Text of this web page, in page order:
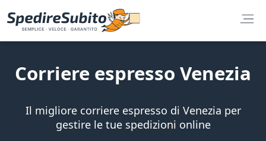
Corriere espresso Venezia
Il migliore corriere espresso di Venezia per
gestire le tue spedizioni online